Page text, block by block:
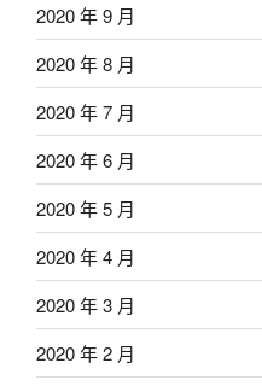
2020 年 9 月
2020 年 8 月
2020 年 7 月
2020 年 6 月
2020 年 5 月
2020 年 4 月
2020 年 3 月
2020 年 2 月